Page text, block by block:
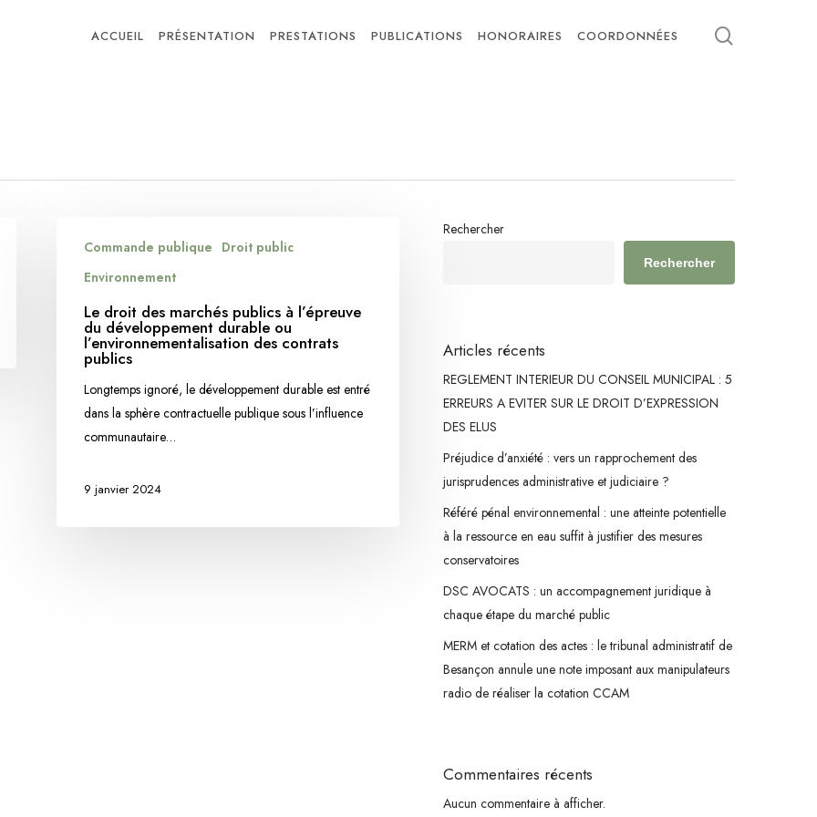
ACCUEIL PRÉSENTATION PRESTATIONS PUBLICATIONS HONORAIRES COORDONNÉES
publics
l’épreuve
développement
durable
l’environnementalisation
Commande publique Droit public
Environnement
Le droit des marchés publics à l’épreuve
du développement durable ou
l’environnementalisation des contrats
publics
Longtemps ignoré, le développement durable est entré
dans la sphère contractuelle publique sous l’influence
communautaire…
9 janvier 2024
Rechercher
Rechercher
Articles récents
REGLEMENT INTERIEUR DU CONSEIL MUNICIPAL : 5
ERREURS A EVITER SUR LE DROIT D’EXPRESSION
DES ELUS
Préjudice d’anxiété : vers un rapprochement des
jurisprudences administrative et judiciaire ?
Référé pénal environnemental : une atteinte potentielle
à la ressource en eau suffit à justifier des mesures
conservatoires
DSC AVOCATS : un accompagnement juridique à
chaque étape du marché public
MERM et cotation des actes : le tribunal administratif de
Besançon annule une note imposant aux manipulateurs
radio de réaliser la cotation CCAM
Commentaires récents
Aucun commentaire à afficher.